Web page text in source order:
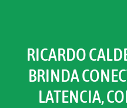
RICARDO
BRINDA
LATENCIA,